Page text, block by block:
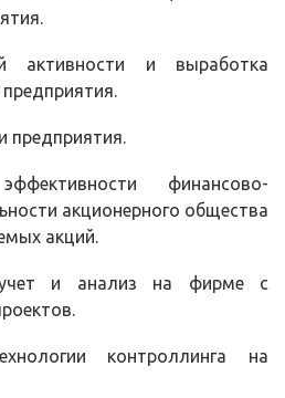
активности и выработка
предприятия.
финансово-
акционерного общества
акций.
учет и анализ на фирме с
контроллинга на